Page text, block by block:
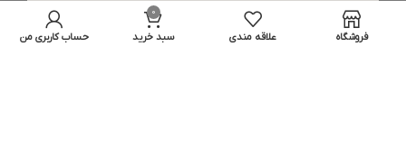
فروشگاه علاقه مندی
0
سبد خرید حساب کاربری من